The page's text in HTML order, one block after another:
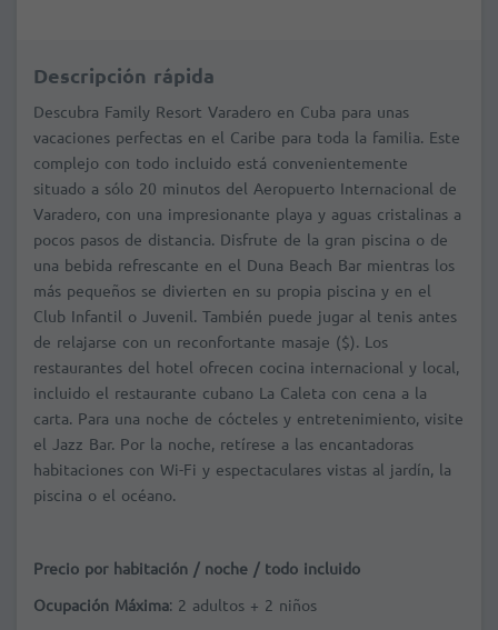
Descripción rápida
Descubra Family Resort Varadero en Cuba para unas
vacaciones perfectas en el Caribe para toda la familia. Este
complejo con todo incluido está convenientemente
situado a sólo 20 minutos del Aeropuerto Internacional de
Varadero, con una impresionante playa y aguas cristalinas a
pocos pasos de distancia. Disfrute de la gran piscina o de
una bebida refrescante en el Duna Beach Bar mientras los
más pequeños se divierten en su propia piscina y en el
Club Infantil o Juvenil. También puede jugar al tenis antes
de relajarse con un reconfortante masaje ($). Los
restaurantes del hotel ofrecen cocina internacional y local,
incluido el restaurante cubano La Caleta con cena a la
carta. Para una noche de cócteles y entretenimiento, visite
el Jazz Bar. Por la noche, retírese a las encantadoras
habitaciones con Wi-Fi y espectaculares vistas al jardín, la
piscina o el océano.
Precio por habitación / noche / todo incluido
Ocupación Máxima: 2 adultos + 2 niños